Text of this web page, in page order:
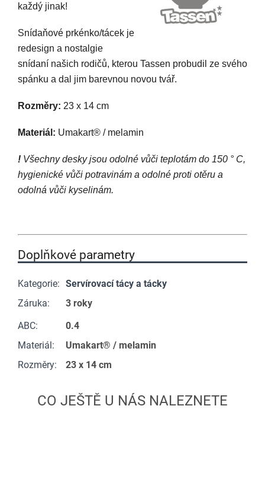
každý jinak!
Snídaňové prkénko/tácek je
redesign a nostalgie
snídaní našich rodičů, kterou Tassen probudil ze svého
spánku a dal jim barevnou novou tvář.
Rozměry: 23 x 14 cm
Materiál: Umakart® / melamin
! Všechny desky jsou odolné vůči teplotám do 150 ° C,
hygienické vůči potravinám a odolné proti otěru a
odolná vůči kyselinám.
Doplňkové parametry
Kategorie: Servírovací tácy a tácky
Záruka:
3 roky
ABC:
0.4
Materiál :
Umakart® / melamin
Rozměry: 23 x 14 cm